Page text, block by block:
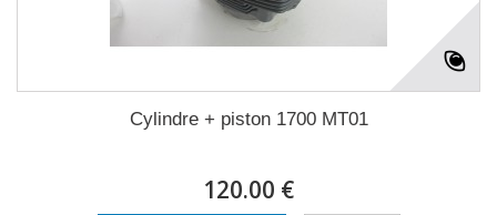
Cylindre + piston 1700 MT01
120.00 €